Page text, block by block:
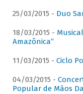
25/03/2015 - Duo
18/03/2015 -
Amazônica”
11/03/2015 - Ciclo
04/03/2015 -
Popular de Mãos